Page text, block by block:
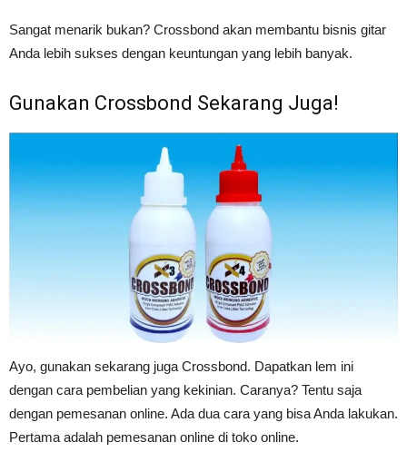
Sangat menarik bukan? Crossbond akan membantu bisnis gitar
Anda lebih sukses dengan keuntungan yang lebih banyak.
Gunakan Crossbond Sekarang Juga!
Ayo, gunakan sekarang juga Crossbond. Dapatkan lem ini
dengan cara pembelian yang kekinian. Caranya? Tentu saja
dengan pemesanan online. Ada dua cara yang bisa Anda lakukan.
Pertama adalah pemesanan online di toko online.